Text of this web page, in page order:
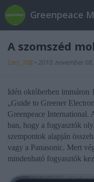
Greenpeace
A szomszéd
Lars_108 • 2010. november 08.
Idén októberben immáron
„Guide to Greener
Greenpeace International.
ban, hogy a fogyasztók
szempontok alapján
vagy a Panasonic. Mert
mindenható fogyasztók